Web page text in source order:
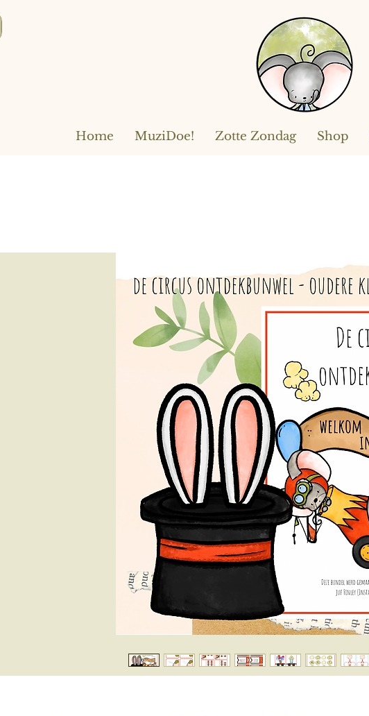
Home MuziDoe! Zotte Zondag Shop